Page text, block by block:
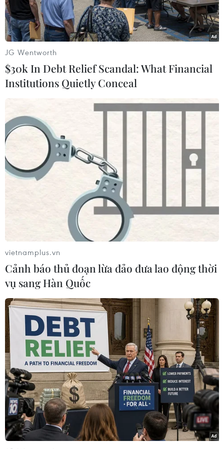
Một giếng dầu tại thị trấn Qahtaniyah, tỉnh Hasakah, đông bắc
Syria. (Ảnh: AFP/TTXVN)
Cơ quan Năng lượng Quốc tế (IEA) cho rằng nhu
cầu dầu mỏ thế giới năm 2024 sẽ tăng thấp hơn
so với dự báo sau khi lượng tiêu thụ nhiên liệu
tại các nền kinh tế phát triển giảm trong quý 1
do mùa Đông ôn hòa hơn và số lượng xe chạy
bằng dầu diesel giảm.
Theo IEA, lượng tiêu thụ nhiên liệu trên thế giới
năm nay sẽ tăng 1,1 triệu thùng/ngày, thấp hơn
khoảng 140.000 thùng so với con số được đưa ra
trong báo cáo tháng trước. Dự báo, nhu cầu dầu
mỏ toàn cầu năm nay đạt 103 triệu thùng/ngày.
Trung Quốc, nền kinh tế lớn thứ hai thế giới,
được cho là nước dẫn đầu về nhu cầu dầu mỏ
với mức tăng 510.000 thùng/ngày vào năm 2024
và 360.000 thùng/ngày vào năm 2025.
Mặc dù vậy, con số này thấp hơn nhiều so với
mức 1,7 triệu thùng/ngày được ghi nhận vào
JG Wentworth
$30k In Debt Relief Scandal: What Financial
Institutions Quietly Conceal
vietnamplus.vn
Cảnh báo thủ đoạn lừa đảo đưa lao động thời
vụ sang Hàn Quốc